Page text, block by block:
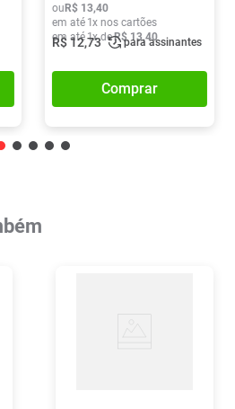
ou R$ 13,40
em até 1x nos cartões
em até1x deR$ 13,40
R$12,73 para assinantes
Comprar